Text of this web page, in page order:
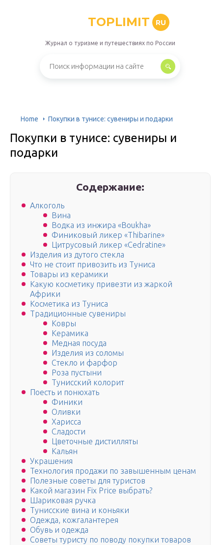
TOPLIMIT RU
Журнал о туризме и путешествиях по России
Home Покупки в тунисе: сувениры и подарки
Покупки в тунисе: сувениры и
подарки
Содержание:
Алкоголь
Вина
Водка из инжира «Boukha»
Финиковый ликер «Thibarine»
Цитрусовый ликер «Cedratine»
Изделия из дутого стекла
Что не стоит привозить из Туниса
Товары из керамики
Какую косметику привезти из жаркой
Африки
Косметика из Туниса
Традиционные сувениры
Ковры
Керамика
Медная посуда
Изделия из соломы
Стекло и фарфор
Роза пустыни
Тунисский колорит
Поесть и понюхать
Финики
Оливки
Харисса
Сладости
Цветочные дистилляты
Кальян
Украшения
Технология продажи по завышенным ценам
Полезные советы для туристов
Какой магазин Fix Price выбрать?
Шариковая ручка
Тунисские вина и коньяки
Одежда, кожгалантерея
Обувь и одежда
Советы туристу по поводу покупки товаров